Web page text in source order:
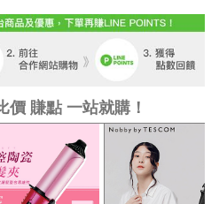
賺點 一站就購！